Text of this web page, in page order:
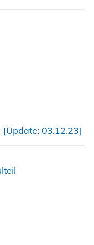
03.12.23]